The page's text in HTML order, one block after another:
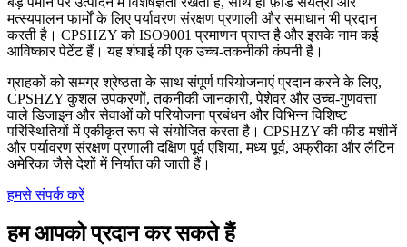
मत्स्यपालन फार्मों के लिए पर्यावरण संरक्षण प्रणाली और समाधान भी प्रदान
करती है। CPSHZY को ISO9001 प्रमाणन प्राप्त है और इसके नाम कई
आविष्कार पेटेंट हैं। यह शंघाई की एक उच्च-तकनीकी कंपनी है।
ग्राहकों को समग्र श्रेष्ठता के साथ संपूर्ण परियोजनाएं प्रदान करने के लिए,
CPSHZY कुशल उपकरणों, तकनीकी जानकारी, पेशेवर और उच्च-गुणवत्ता
वाले डिजाइन और सेवाओं को परियोजना प्रबंधन और विभिन्न विशिष्ट
परिस्थितियों में एकीकृत रूप से संयोजित करता है। CPSHZY की फीड मशीनें
और पर्यावरण संरक्षण प्रणाली दक्षिण पूर्व एशिया, मध्य पूर्व, अफ्रीका और लैटिन
अमेरिका जैसे देशों में निर्यात की जाती हैं।
हमसे संपर्क करें
हम आपको प्रदान कर सकते हैं